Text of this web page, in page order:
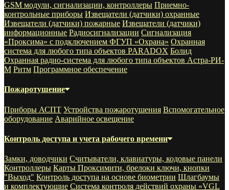
GSM модули, сигнализации, контроллеры Приемно-
контрольные приборы Извещатели (датчики) охранные
Извещатели (датчики) пожарные Извещатели (датчики)
информационные Радиосигнализации Сигнализация
«Проксима» с подключением ФГУП «Охрана» Охранная
система для любого типа объектов PARADOX Болид
Охранная радио-система для любого типа объектов Астра-РИ-
М Ритм Программное обеспечение
Пожаротушение
Приборы АСПТ Устройства пожаротушения Вспомогательное
оборудование Аварийное освещение
Контроль доступа и учета рабочего времени
Замки, доводчики Считыватели, клавиатуры, кодовые панели
Контроллеры Карты Проксимити, брелоки ключи, кнопки
"Выход" Контроль доступа на основе биометрии Шлагбаумы
и комплектующие Система контроля действий охраны «VGL